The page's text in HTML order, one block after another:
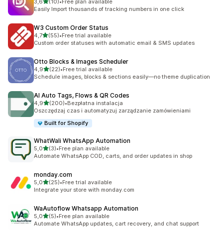
3,6 (10)
Łączna liczba recenzji: 10
•Free plan available
Easily Import thousands of tracking numbers in one click
W3 Custom Order Status
4,7na 5 gwiazdek
(55)
Łączna liczba recenzji: 55
•Free trial available
Custom order statuses with automatic email & SMS updates
Otto Blocks & Images Scheduler
4,9na 5 gwiazdek
(22)
Łączna liczba recenzji: 22
•Free trial available
Schedule images, blocks & sections easily—no theme duplication
AI Auto Tags, Flows & QR Codes
4,9na 5 gwiazdek
(200)
Łączna liczba recenzji: 200
•Bezpłatna instalacja
Oszczędzaj czas i automatyzuj zarządzanie zamówieniami
Built for Shopify
WhatWali WhatsApp Automation
5,0na 5 gwiazdek
(3)
Łączna liczba recenzji: 3
•Free plan available
Automate WhatsApp COD, carts, and order updates in shop
monday.com
5,0na 5 gwiazdek
(25)
Łączna liczba recenzji: 25
•Free trial available
Integrate your store with monday.com
WaAutoflow Whatsapp Automation
5,0na 5 gwiazdek
(5)
Łączna liczba recenzji: 5
•Free plan available
Automate WhatsApp updates, cart recovery, and chat support